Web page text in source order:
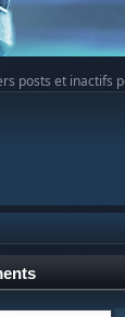
posts et inactifs